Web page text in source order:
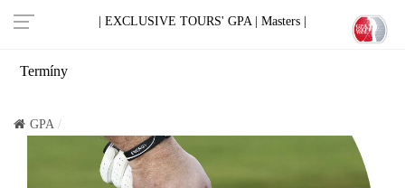
| EXCLUSIVE TOURS' GPA | Masters |
Termíny
GPA